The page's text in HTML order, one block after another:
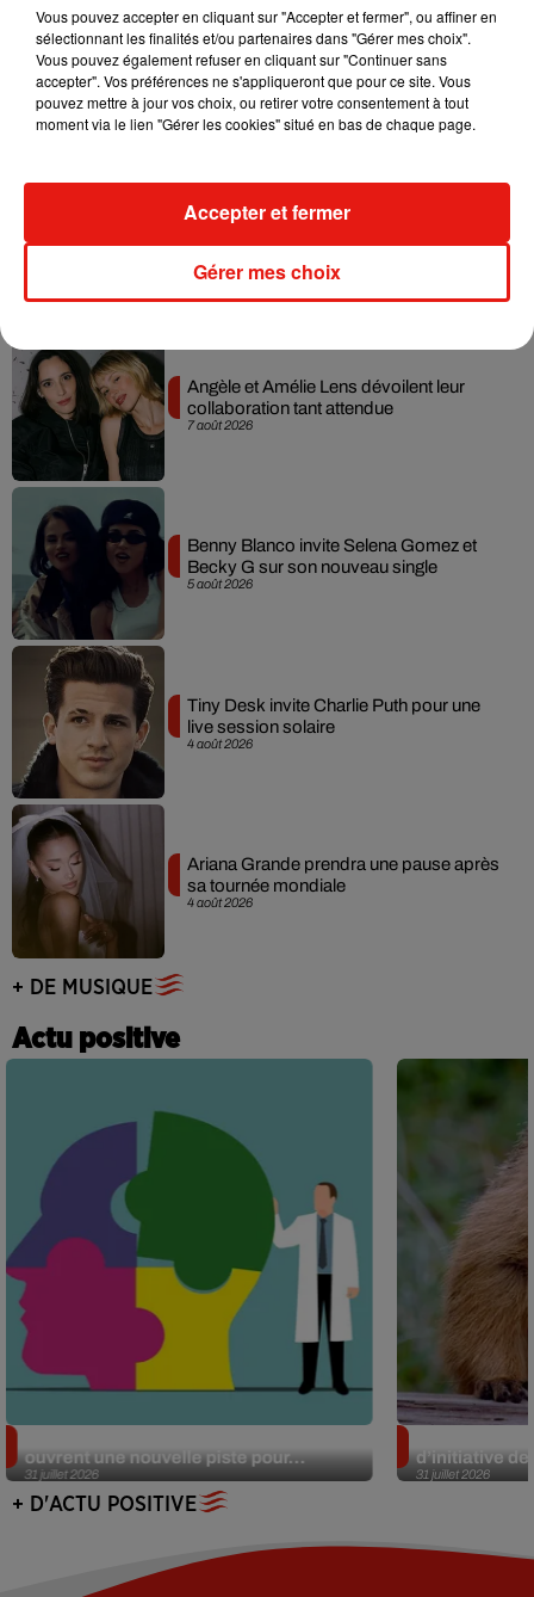
7 août 2026
Madonna sort enfin le remix de « Love
Sensation » avec Kylie Minogue
7 août 2026
Tayc et Didi B dévoilent le single le plus
dansant de l’année
7 août 2026
Angèle et Amélie Lens dévoilent leur
collaboration tant attendue
5 août 2026
Benny Blanco invite Selena Gomez et
Becky G sur son nouveau single
4 août 2026
Tiny Desk invite Charlie Puth pour une
live session solaire
4 août 2026
Ariana Grande prendra une pause après
sa tournée mondiale
+ DE MUSIQUE
Actu positive
31 juillet 2026
ouvrent une nouvelle piste pour...
31 juillet 2026
d’initiative
+ D'ACTU POSITIVE
Vous pouvez accepter en cliquant sur "Accepter et fermer", ou affiner en
sélectionnant les finalités et/ou partenaires dans "Gérer mes choix".
Vous pouvez également refuser en cliquant sur "Continuer sans
accepter". Vos préférences ne s'appliqueront que pour ce site. Vous
pouvez mettre à jour vos choix, ou retirer votre consentement à tout
moment via le lien "Gérer les cookies" situé en bas de chaque page.
Gérer mes choix
Accepter et fermer